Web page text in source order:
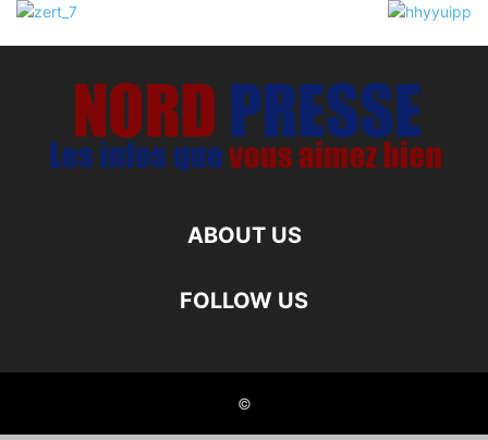
ABOUT US
FOLLOW US
©